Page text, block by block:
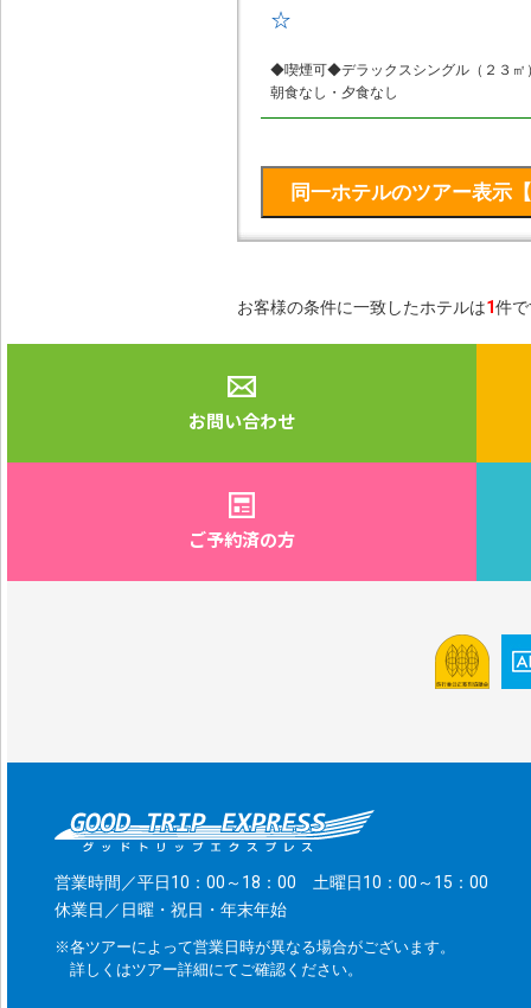
☆
◆喫煙可◆デラックスシングル（２３㎡
朝食なし・夕食なし
お客様の条件に一致したホテルは1件
お問い合わせ
ご予約済の方
営業時間／平日10：00～18：00 土曜日10：00～15：00
休業日／日曜・祝日・年末年始
※各ツアーによって営業日時が異なる場合がございます。
詳しくはツアー詳細にてご確認ください。